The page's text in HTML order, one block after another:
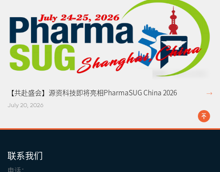
【共赴盛会】源资科技即将亮相PharmaSUG China 2026
July 20, 2026
联系我们